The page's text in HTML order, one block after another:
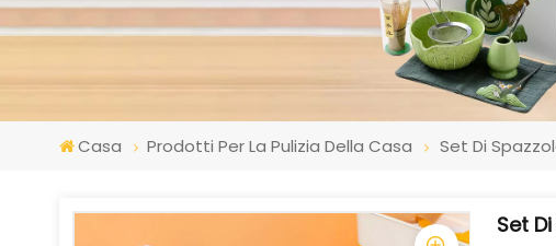
Casa Prodotti Per La Pulizia Della Casa Set Di
Set